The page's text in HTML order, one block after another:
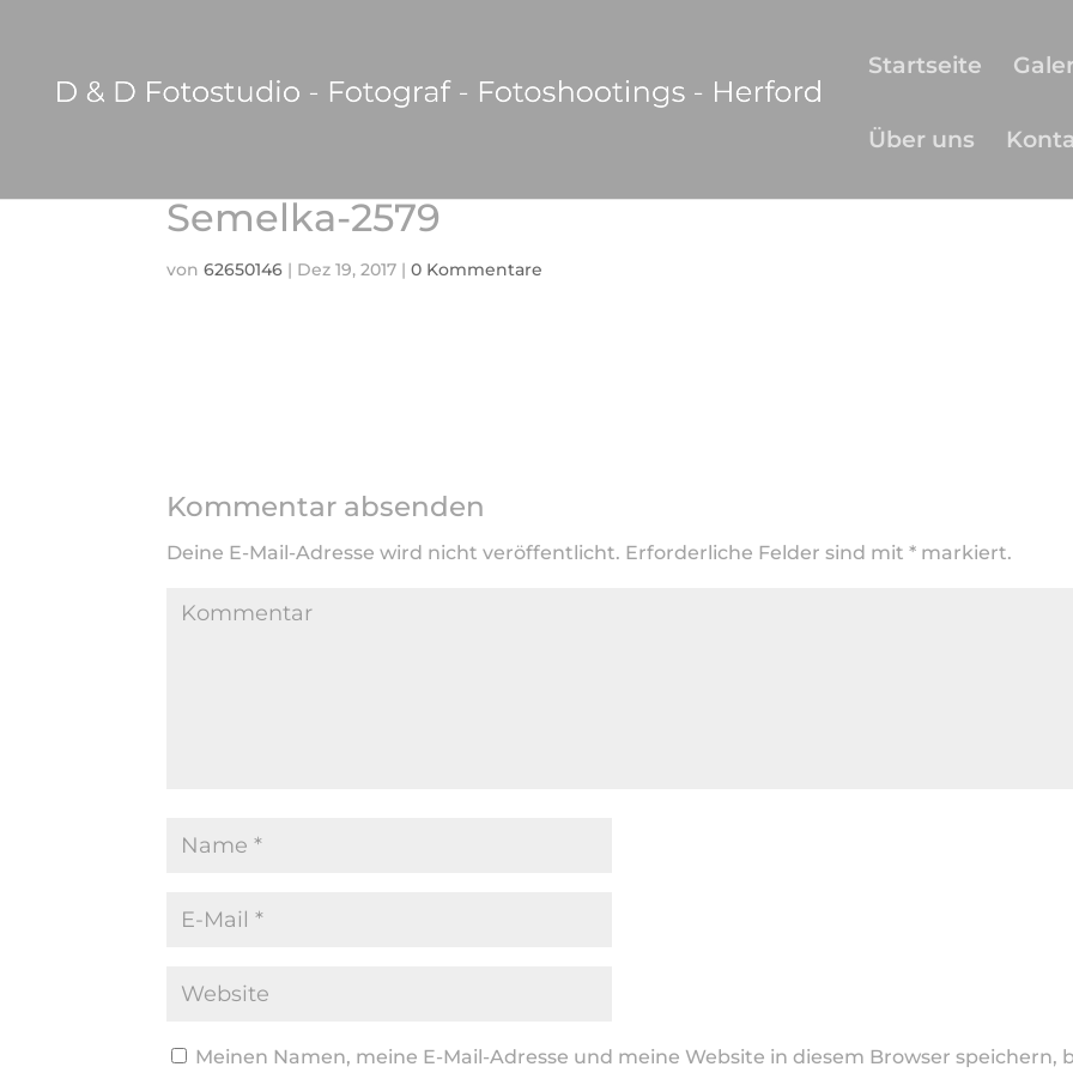
Startseite
Über uns
Semelka-2579
von 62650146 | Dez 19, 2017 | 0 Kommentare
Kommentar absenden
Deine E-Mail-Adresse wird nicht veröffentlicht. Erforderliche Felder sind mit * markiert.
Meinen Namen, meine E-Mail-Adresse und meine Website in diesem Browser speichern,